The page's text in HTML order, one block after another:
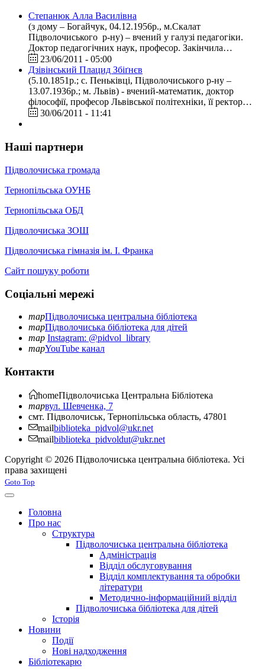
Степанюк Алла Василівна
(з дому – Богайчук, 04.12.1956р., м.Скалат
Підволочиського р-ну) – вчений у галузі педагогіки.
Доктор педагогічних наук, професор. Закінчила…
23/06/2011 - 05:00
Дзівінський Плацид Збіґнєв
(5.10.1851р.; с. Пеньківці, Підволочиського р-ну –
13.07.1936р.; м. Львів) - вчений-математик, доктор
філософії, професор Львівської політехніки, її ректор…
30/06/2011 - 11:41
Наші партнери
Підволочиська громада
Тернопільська ОУНБ
Тернопільська ОБД
Підволочиська ЗОШ
Підволочиська гімназія ім. І. Франка
Сайт пошуку роботи
Соціальні мережі
mapПідволочиська центральна бібліотека
mapПідволочиська бібліотека для дітей
map Instagram: @pidvol_library
mapYouTube канал
Контакти
homeПідволочиська Центральна Бібліотека
mapвул. Шевченка, 7
смт. Підволочиськ, Тернопільська область, 47801
mailbiblioteka_pidvol@ukr.net
mailbiblioteka_pidvoldut@ukr.net
Copyright © 2026 Підволочиська центральна бібліотека. Усі
права захищені
Joomla! 3 Templates
Goto Top
Головна
Про нас
Структура
Підволочиська центральна бібліотека
Адміністрація
Відділ обслуговування
Відділ комплектування та обробки
літератури
Методично-інформаційний відділ
Підволочиська бібліотека для дітей
Історія
Новини
Події
Нові надходження
Бібліотекарю